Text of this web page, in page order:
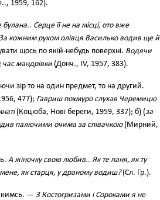
1959, 162).
Серце її не на місці, ото вже
кожним рухом олівця Василько водив ще й
щось по якій-небудь поверхні. Водячи
час мандрівки (Донч., IV, 1957, 383).
зір то на один предмет, то на другий.
477); Гавриш похмуро слухав Черемицю
(Коцюба, Нові береги, 1959, 337); б) (за
палючими очима за співачкою(Мирний,
А жіночку свою любив.. Як те паня, як ту
як старця, у драному водиш?(Сл. Гр.).
кимсь. — З Костогризами і Сороками я не